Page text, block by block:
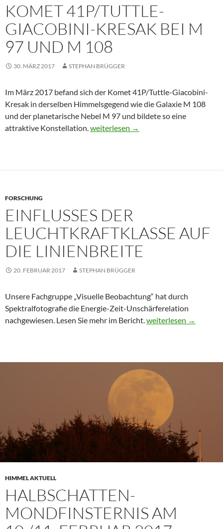
KOMET 41P/TUTTLE-
GIACOBINI-KRESAK BEI M
97 UND M 108
30. MÄRZ 2017 STEPHAN BRÜGGER
Im März 2017 befand sich der Komet 41P/Tuttle-Giacobini-
Kresak in derselben Himmelsgegend wie die Galaxie M 108
und der planetarische Nebel M 97 und bildete so eine
attraktive Konstellation.Komet 41P/Tuttle-Giacobini-Kresak
weiterlesen →
FORSCHUNG
EINFLUSSES DER
LEUCHTKRAFTKLASSE AUF
DIE LINIENBREITE
20. FEBRUAR 2017 STEPHAN BRÜGGER
Unsere Fachgruppe „Visuelle Beobachtung“ hat durch
Spektralfotografie die Energie-Zeit-Unschärferelation
nachgewiesen. Lesen Sie mehr im Bericht.Einflusses der
weiterlesen →
HIMMEL AKTUELL
HALBSCHATTEN-
MONDFINSTERNIS AM